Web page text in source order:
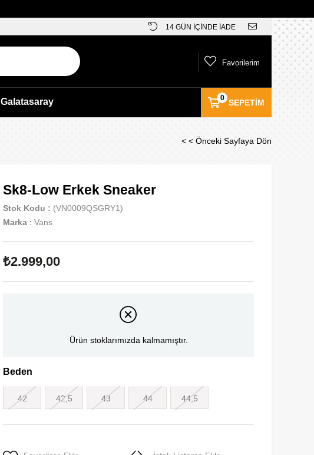
14 GÜN İÇİNDE İADE
SEPETIM
0
Favorilerim
Galatasaray
< < Önceki Sayfaya Dön
Sk8-Low Erkek Sneaker
Stok Kodu
(VN0009QSGRY1)
Marka : Vans
₺2.999,00
Ürün stoklarımızda kalmamıştır.
Beden
42 42,5 43 44 44,5